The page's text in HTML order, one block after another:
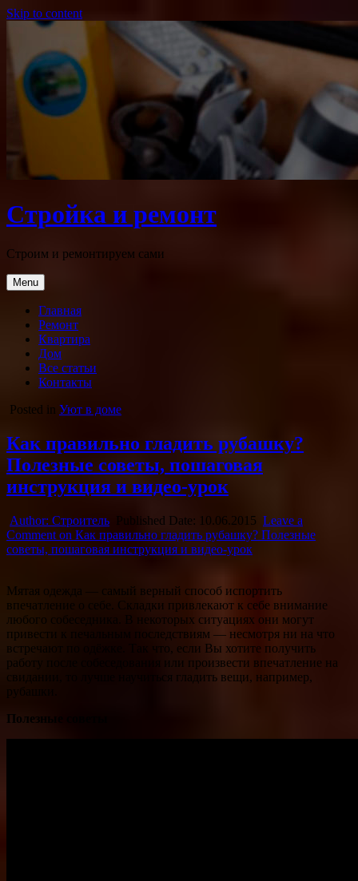
Skip to content
Стройка и ремонт
Строим и ремонтируем сами
Menu
Главная
Ремонт
Квартира
Дом
Все статьи
Контакты
Posted in Уют в доме
Как правильно гладить рубашку?
Полезные советы, пошаговая
инструкция и видео-урок
Author: Строитель Published Date: 10.06.2015 Leave a
Comment on Как правильно гладить рубашку? Полезные
советы, пошаговая инструкция и видео-урок
Мятая одежда — самый верный способ испортить
впечатление о себе. Складки привлекают к себе внимание
любого собеседника. В некоторых ситуациях они могут
привести к печальным последствиям — несмотря ни на что
встречают по одёжке. Так что, если Вы хотите получить
работу после
собеседования или произвести впечатление на
свидании, то лучше научиться гладить вещи, например,
рубашки.
Полезные советы